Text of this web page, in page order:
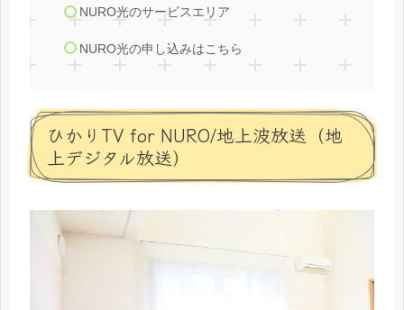
NURO光のサービスエリア
NURO光の申し込みはこちら
ひかりTV for NURO/地上波放送（地
上デジタル放送）